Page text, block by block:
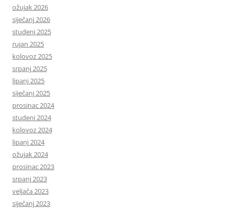
ožujak 2026
siječanj 2026
studeni 2025
rujan 2025
kolovoz 2025
srpanj 2025
lipanj 2025
siječanj 2025
prosinac 2024
studeni 2024
kolovoz 2024
lipanj 2024
ožujak 2024
prosinac 2023
srpanj 2023
veljača 2023
siječanj 2023